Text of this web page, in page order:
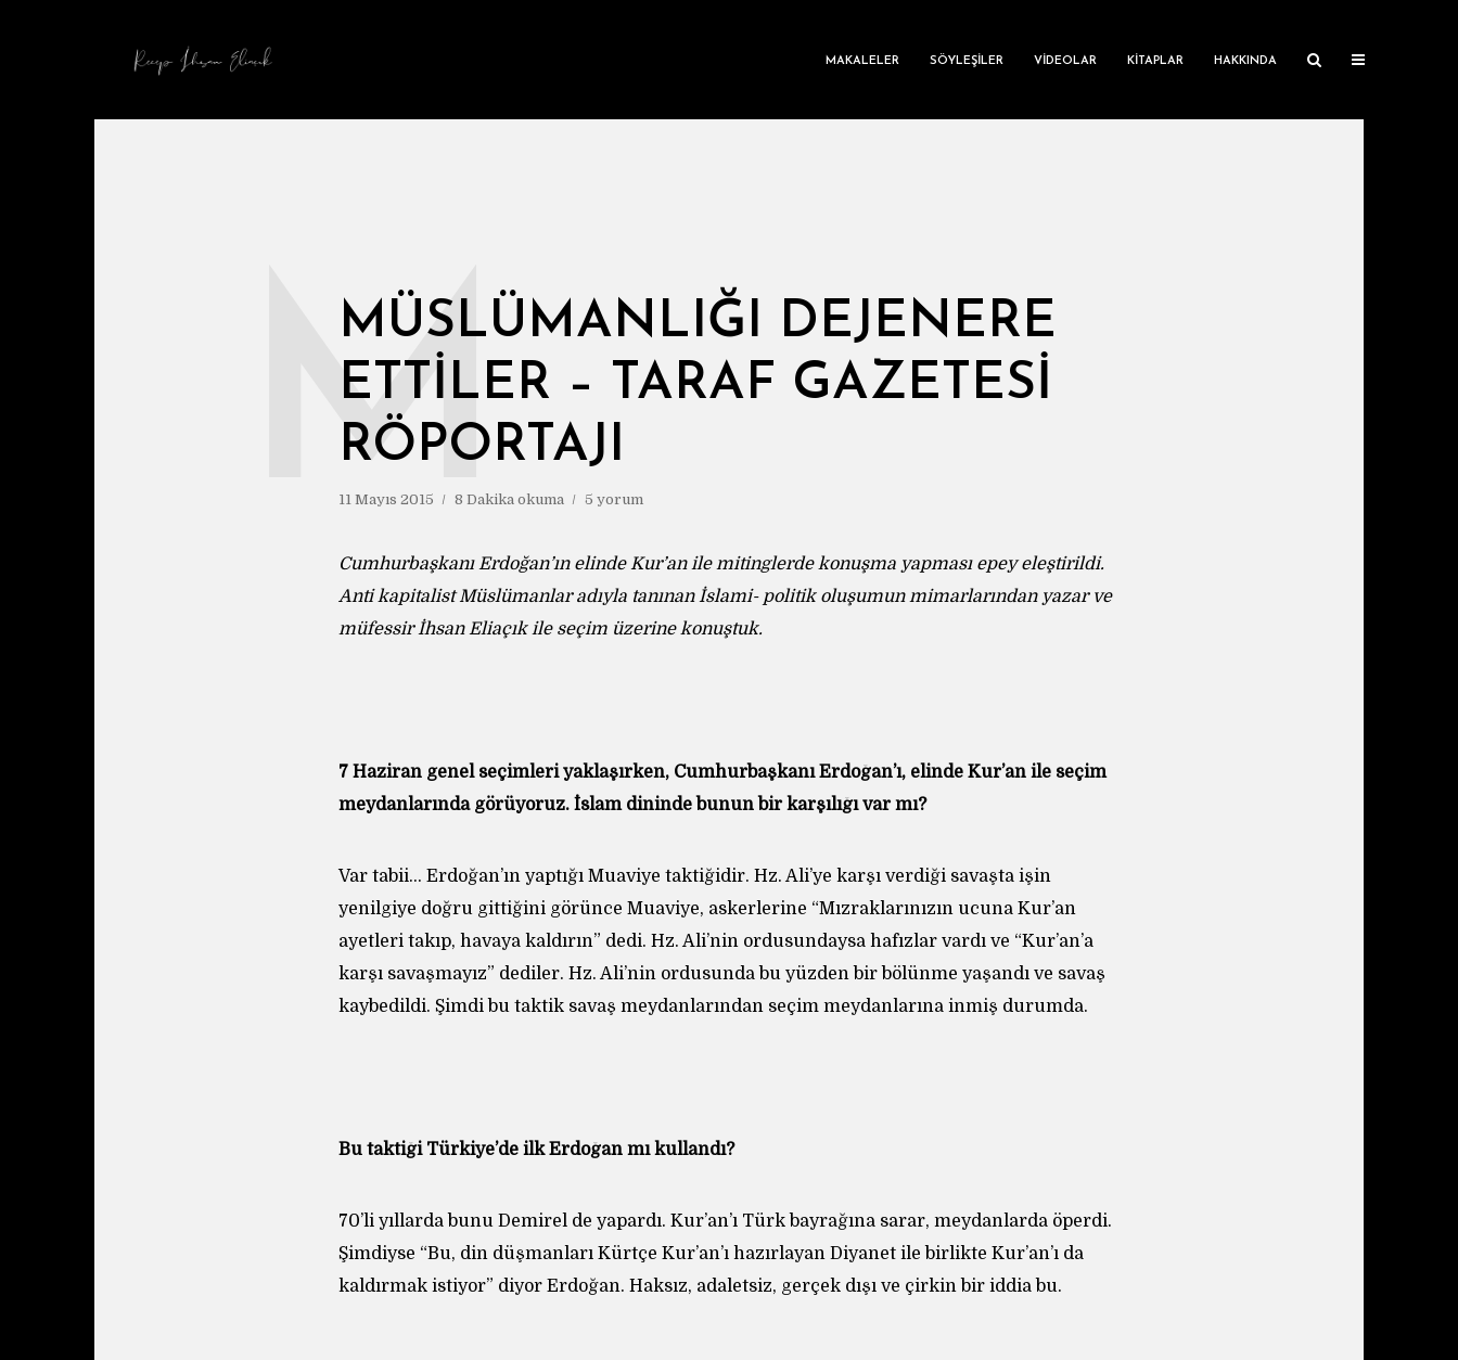
MAKALELER SÖYLEŞILER VIDEOLAR KITAPLAR HAKKINDA
MÜSLÜMANLIĞI DEJENERE
ETTILER – TARAF GAZETESI
RÖPORTAJI
11 Mayıs 2015 8 Dakika okuma 5 yorum
M
Cumhurbaşkanı Erdoğan’ın elinde Kur’an ile mitinglerde konuşma yapması epey eleştirildi.
Anti kapitalist Müslümanlar adıyla tanınan İslami- politik oluşumun mimarlarından yazar ve
müfessir İhsan Eliaçık ile seçim üzerine konuştuk.
7 Haziran genel seçimleri yaklaşırken, Cumhurbaşkanı Erdoğan’ı, elinde Kur’an ile seçim
meydanlarında görüyoruz. İslam dininde bunun bir karşılığı var mı?
Var tabii… Erdoğan’ın yaptığı Muaviye taktiğidir. Hz. Ali’ye karşı verdiği savaşta işin
yenilgiye doğru gittiğini görünce Muaviye, askerlerine “Mızraklarınızın ucuna Kur’an
ayetleri takıp, havaya kaldırın” dedi. Hz. Ali’nin ordusundaysa hafızlar vardı ve “Kur’an’a
karşı savaşmayız” dediler. Hz. Ali’nin ordusunda bu yüzden bir bölünme yaşandı ve savaş
kaybedildi. Şimdi bu taktik savaş meydanlarından seçim meydanlarına inmiş durumda.
Bu taktiği Türkiye’de ilk Erdoğan mı kullandı?
70’li yıllarda bunu Demirel de yapardı. Kur’an’ı Türk bayrağına sarar, meydanlarda öperdi.
Şimdiyse “Bu, din düşmanları Kürtçe Kur’an’ı hazırlayan Diyanet ile birlikte Kur’an’ı da
kaldırmak istiyor” diyor Erdoğan. Haksız, adaletsiz, gerçek dışı ve çirkin bir iddia bu.